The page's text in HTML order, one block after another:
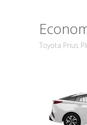
Toyota Prius